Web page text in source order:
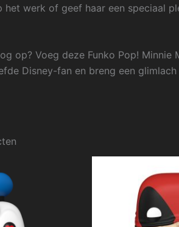
het werk of geef haar een speciaal
op? Voeg deze Funko Pop!
Disney-fan en breng een